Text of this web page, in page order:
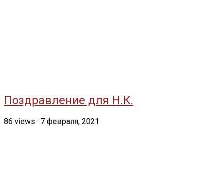
Поздравление для Н.К.
86 views · 7 февраля, 2021